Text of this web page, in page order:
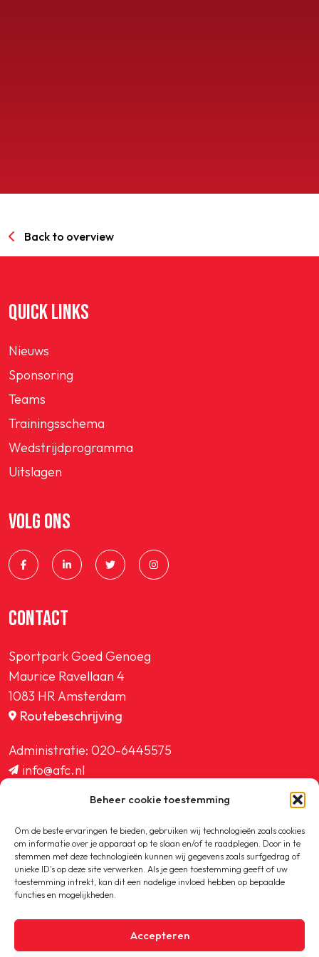
Beheer cookie toestemming
Om de beste ervaringen te bieden, gebruiken wij technologieën zoals cookies
om informatie over je apparaat op te slaan en/of te raadplegen. Door in te
stemmen met deze technologieën kunnen wij gegevens zoals surfgedrag of
unieke ID's op deze site verwerken. Als je geen toestemming geeft of uw
toestemming intrekt, kan dit een nadelige invloed hebben op bepaalde
functies en mogelijkheden.
Accepteren
Back to overview
QUICK LINKS
Nieuws
Sponsoring
Teams
Trainingsschema
Wedstrijdprogramma
Uitslagen
VOLG ONS
CONTACT
Sportpark Goed Genoeg
Maurice Ravellaan 4
1083 HR Amsterdam
Routebeschrijving
Administratie: 020-6445575
info@afc.nl
ledenadministratie@afc.nl
Copyright © 2020-2026 AFC